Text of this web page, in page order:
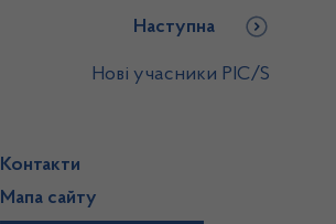
Наступна
Нові учасники PIC/S
Контакти
Мапа сайту